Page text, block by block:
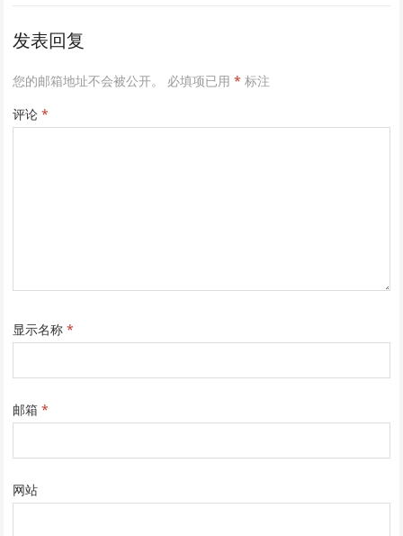
发表回复
您的邮箱地址不会被公开。 必填项已用* 标注
评论*
显示名称*
邮箱*
网站